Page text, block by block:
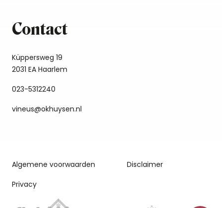
Contact
Küppersweg 19
2031 EA Haarlem
023-5312240
vineus@okhuysen.nl
Algemene voorwaarden
Disclaimer
Privacy